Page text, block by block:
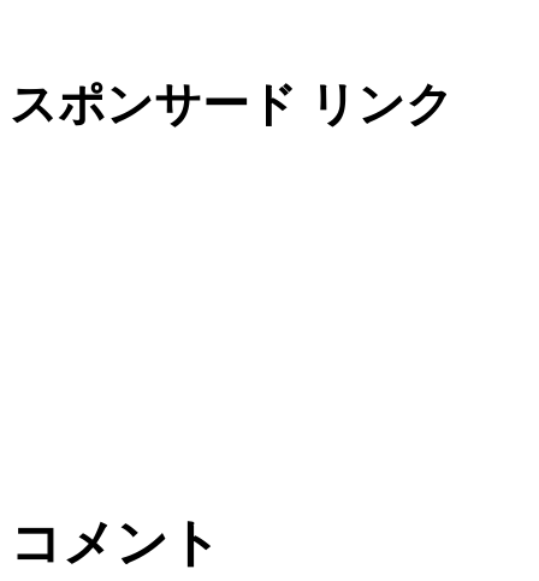
スポンサード リンク
コメント